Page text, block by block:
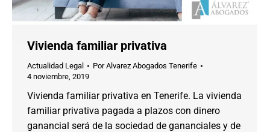
Vivienda familiar privativa
Actualidad Legal PorAlvarez Abogados Tenerife
4 noviembre, 2019
Vivienda familiar privativa en Tenerife. La vivienda
familiar privativa pagada a plazos con dinero
ganancial será de la sociedad de gananciales y de